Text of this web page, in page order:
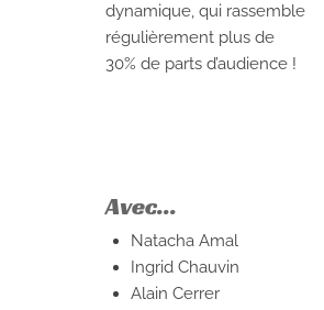
dynamique, qui rassemble
régulièrement plus de
30% de parts d’audience !
Avec...
Natacha Amal
Ingrid Chauvin
Alain Cerrer